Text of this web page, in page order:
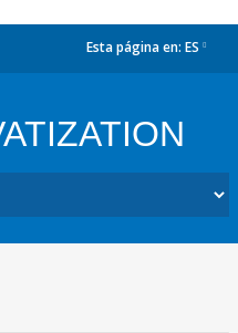
Esta página en: ES